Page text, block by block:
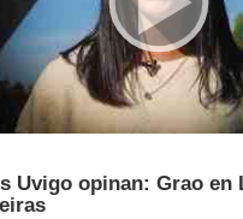
Uvigo opinan: Grao en